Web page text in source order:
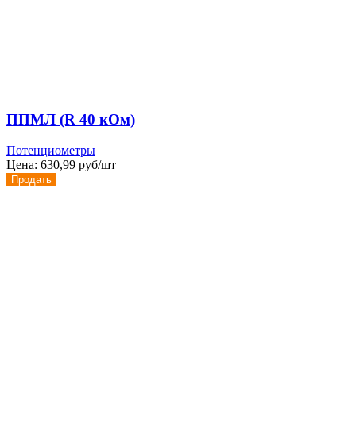
ППМЛ (R 40 кОм)
Потенциометры
Цена: 630,99 руб/шт
Продать